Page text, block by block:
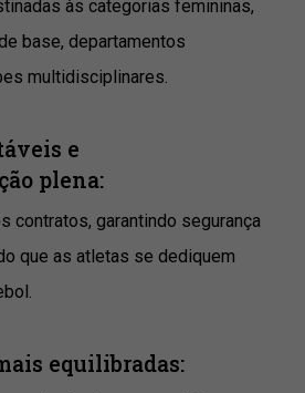
às categorias femininas,
base, departamentos
multidisciplinares.
e
plena:
contratos, garantindo segurança
que as atletas se dediquem
equilibradas: